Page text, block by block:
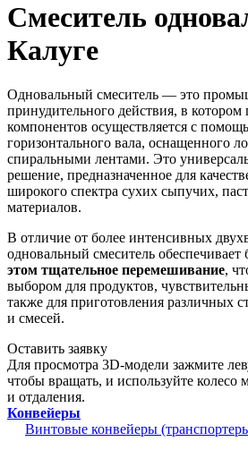
Смеситель
Калуге
Одновальный смеситель — это
принудительного действия, в
компонентов осуществляется с
горизонтального вала, оснащенного
спиральными лентами. Это
решение, предназначенное для
широкого спектра сухих сыпучих,
материалов.
В отличие от более интенсивных
одновальный смеситель обеспечивает
этом тщательное перемешивание,
выбором для продуктов,
также для приготовления различных
и смесей.
Оставить заявку
Для просмотра 3D-модели зажмите
чтобы вращать, и используйте
и отдаления.
Конвейеры
Винтовые конвейеры